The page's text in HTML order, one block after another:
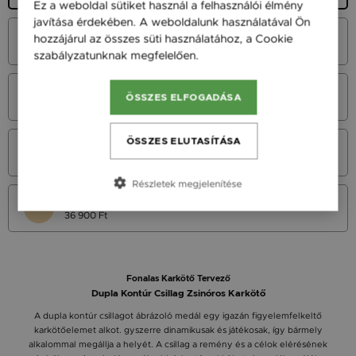
Fehér Arany 14K
40 900 Ft
Sárga Arany 14K
36 900 Ft
Fonalas Karkötő Tervező
Dupla Kontúr Csillag Zsinóros Karkötő
A dupla kontúr csillagot ábrázoló medál egy igazán figyelemfelkeltő
karkötőelemet alkot. gyszerre dinamikusak és játékosak, így bármely
alkalommal megállja a helyét. A csillag a remény és a célok elérésének
Ez a weboldal sütiket használ a felhasználói élmény
javítása érdekében. A weboldalunk használatával Ön
hozzájárul az összes süti használatához, a Cookie
szabályzatunknak megfelelően.
ÖSSZES ELFOGADÁSA
ÖSSZES ELUTASÍTÁSA
Részletek megjelenítése